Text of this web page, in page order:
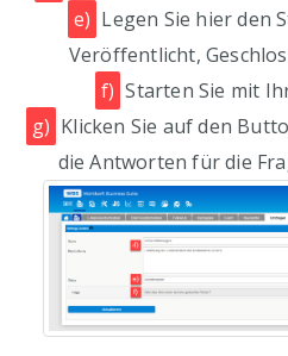
e) Legen Sie hier den
Veröffentlicht,
f) Starten Sie mit
g) Klicken Sie auf den
die Antworten für die